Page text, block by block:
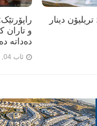
و تاران
دەداتە
ئاب 04, 2026
عێراق زیاتر لە 186 تریلیۆن دینار